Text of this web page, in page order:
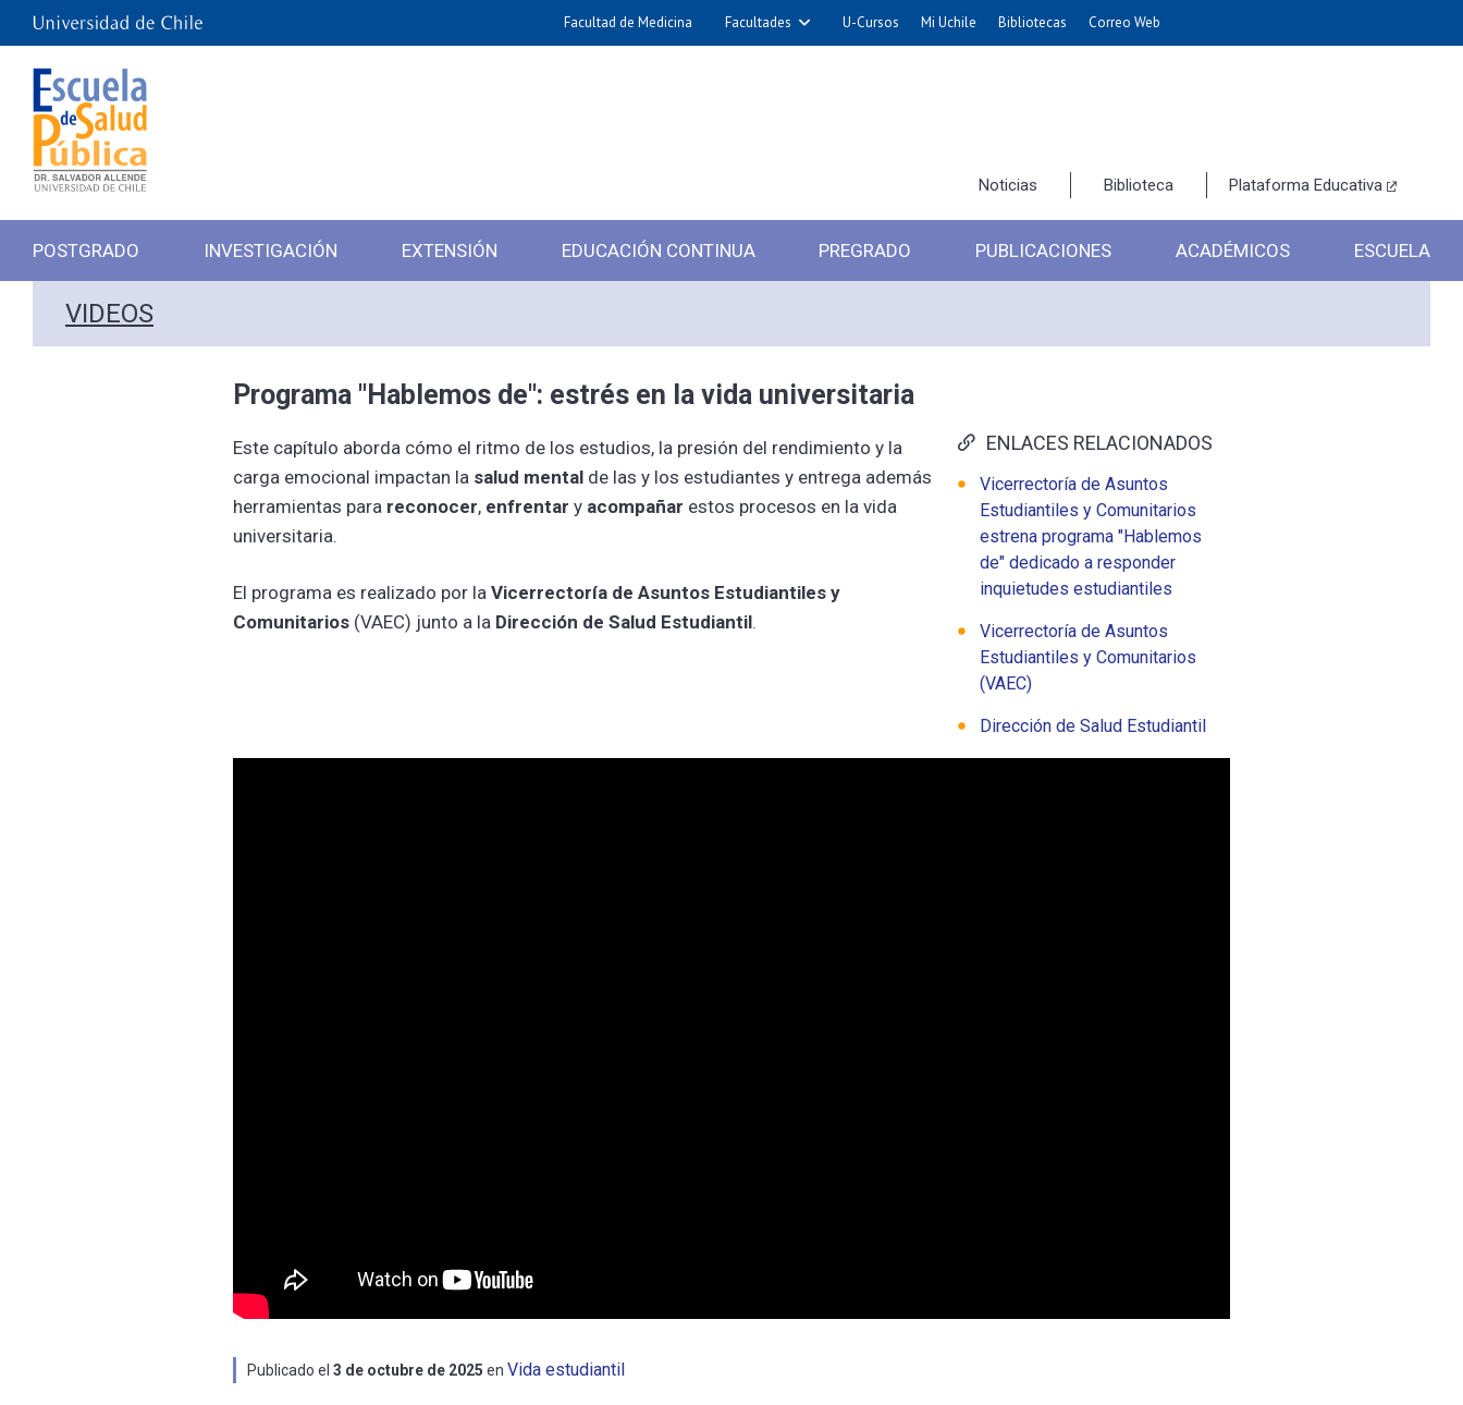
Facultad de Medicina Facultades U-Cursos Mi Uchile Bibliotecas Correo Web
Noticias Biblioteca Plataforma Educativa
POSTGRADO INVESTIGACIÓN EXTENSIÓN EDUCACIÓN CONTINUA PREGRADO PUBLICACIONES ACADÉMICOS ESCUELA
VIDEOS
Programa "Hablemos de": estrés en la vida universitaria
ENLACES RELACIONADOS
Vicerrectoría de Asuntos
Estudiantiles y Comunitarios
estrena programa "Hablemos
de" dedicado a responder
inquietudes estudiantiles
Vicerrectoría de Asuntos
Estudiantiles y Comunitarios
(VAEC)
Dirección de Salud Estudiantil
Este capítulo aborda cómo el ritmo de los estudios, la presión del rendimiento y la
carga emocional impactan la salud mental de las y los estudiantes y entrega además
herramientas para reconocer, enfrentary acompañar estos procesos en la vida
universitaria.
El programa es realizado por laVicerrectoría de Asuntos Estudiantiles y
Comunitarios (VAEC) junto a la Dirección de Salud Estudiantil.
Publicado el3 de octubre de 2025 enVida estudiantil